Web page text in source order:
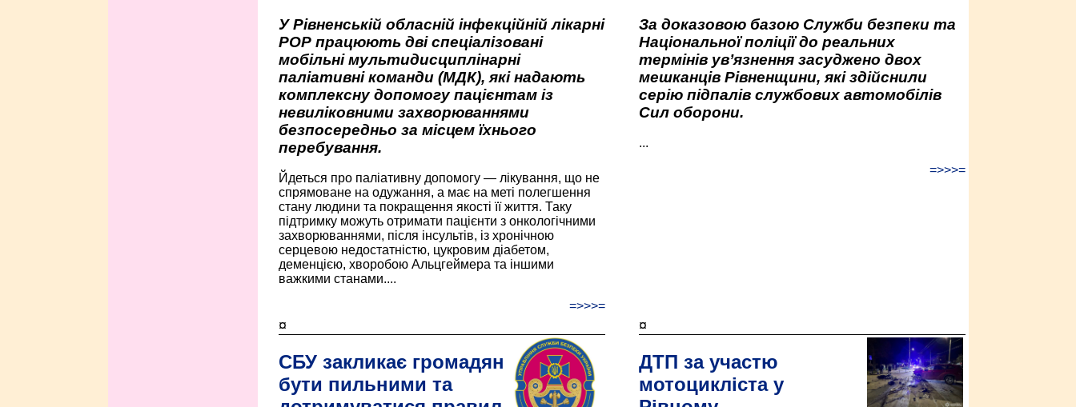
У Рівненській обласній інфекційній лікарні
РОР працюють дві спеціалізовані
мобільні мультидисциплінарні
паліативні команди (МДК), які надають
комплексну допомогу пацієнтам із
невиліковними захворюваннями
безпосередньо за місцем їхнього
перебування.
Йдеться про паліативну допомогу — лікування, що не
спрямоване на одужання, а має на меті полегшення
стану людини та покращення якості її життя. Таку
підтримку можуть отримати пацієнти з онкологічними
захворюваннями, після інсультів, із хронічною
серцевою недостатністю, цукровим діабетом,
деменцією, хворобою Альцгеймера та іншими
важкими станами....
=>>>=
За доказовою базою Служби безпеки та
Національної поліції до реальних
термінів ув’язнення засуджено двох
мешканців Рівненщини, які здійснили
серію підпалів службових автомобілів
Сил оборони.
...
=>>>=
¤
СБУ закликає громадян
бути пильними та
¤
ДТП за участю
мотоцикліста у